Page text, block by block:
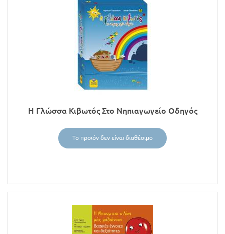
Η Γλώσσα Κιβωτός Στο Νηπιαγωγείο Οδηγός
Το προϊόν δεν είναι διαθέσιμο